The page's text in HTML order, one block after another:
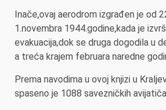
Inače,ovaj aerodrom izgrađen je od
1.novembra 1944.godine,kada je
evakuacija,dok se druga dogodila u
a treća krajem februara naredne
Prema navodima u ovoj knjizi u
spaseno je 1088 savezničkih